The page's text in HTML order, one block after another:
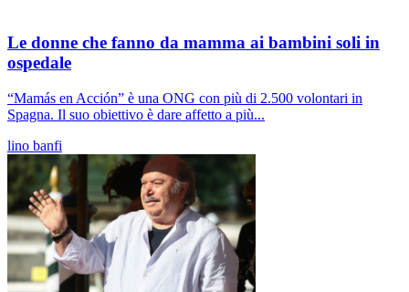
Le donne che fanno da mamma ai bambini soli in
ospedale
“Mamás en Acción” è una ONG con più di 2.500 volontari in
Spagna. Il suo obiettivo è dare affetto a più...
lino banfi